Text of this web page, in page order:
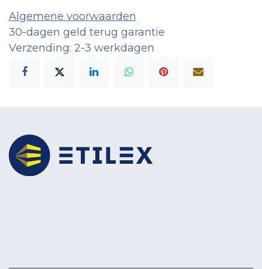
Algemene voorwaarden
30-dagen geld terug garantie
Verzending: 2-3 werkdagen